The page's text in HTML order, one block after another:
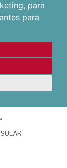
, para
para